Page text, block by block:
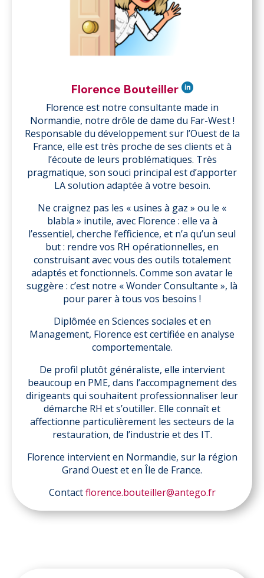
Florence Bouteiller
Florence est notre consultante made in
Normandie, notre drôle de dame du Far-West !
Responsable du développement sur l’Ouest de la
France, elle est très proche de ses clients et à
l’écoute de leurs problématiques. Très
pragmatique, son souci principal est d’apporter
LA solution adaptée à votre besoin.
Ne craignez pas les « usines à gaz » ou le «
blabla » inutile, avec Florence : elle va à
l’essentiel, cherche l’efficience, et n’a qu’un seul
but : rendre vos RH opérationnelles, en
construisant avec vous des outils totalement
adaptés et fonctionnels. Comme son avatar le
suggère : c’est notre « Wonder Consultante », là
pour parer à tous vos besoins !
Diplômée en Sciences sociales et en
Management, Florence est certifiée en analyse
comportementale.
De profil plutôt généraliste, elle intervient
beaucoup en PME, dans l’accompagnement des
dirigeants qui souhaitent professionnaliser leur
démarche RH et s’outiller. Elle connaît et
affectionne particulièrement les secteurs de la
restauration, de l’industrie et des IT.
Florence intervient en Normandie, sur la région
Grand Ouest et en Île de France.
Contactflorence.bouteiller@antego.fr